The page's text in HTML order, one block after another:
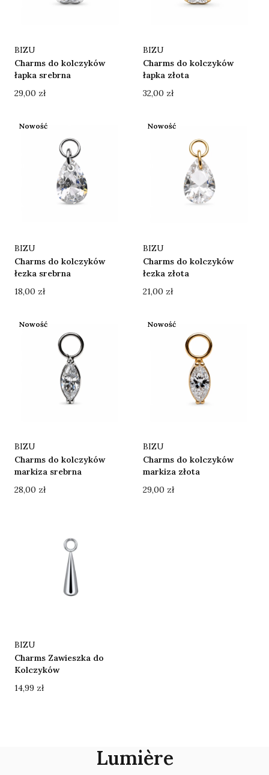
Charms do kolczyków
łapka srebrna
Producent
BIZU
Cena
29,00 zł
Charms do kolczyków
łapka złota
Producent
BIZU
Cena
32,00 zł
Nowość
Charms do kolczyków
łezka srebrna
Producent
BIZU
Cena
18,00 zł
Nowość
Charms do kolczyków
łezka złota
Producent
BIZU
Cena
21,00 zł
Nowość
Charms do kolczyków
markiza srebrna
Producent
BIZU
Cena
28,00 zł
Nowość
Charms do kolczyków
markiza złota
Producent
BIZU
Cena
29,00 zł
Charms Zawieszka do
Kolczyków
Producent
BIZU
Cena
14,99 zł
Lumière